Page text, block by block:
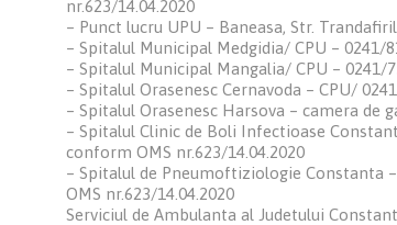
nr.623/14.04.2020
– Punct lucru UPU – Baneasa, Str.
– Spitalul Municipal Medgidia/ CPU –
– Spitalul Municipal Mangalia/ CPU – 0241/
– Spitalul Orasenesc Cernavoda – CPU/
– Spitalul Orasenesc Harsova – camera de
– Spitalul Clinic de Boli Infectioase
conform OMS nr.623/14.04.2020
– Spitalul de Pneumoftiziologie Constanta
OMS nr.623/14.04.2020
Serviciul de Ambulanta al Judetului